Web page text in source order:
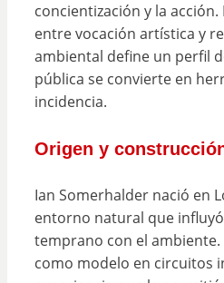
concientización y la
entre vocación artística y
ambiental define un perfil
pública se convierte en
incidencia.
Origen y
Ian Somerhalder nació en
entorno natural que
temprano con el
como modelo en circuitos